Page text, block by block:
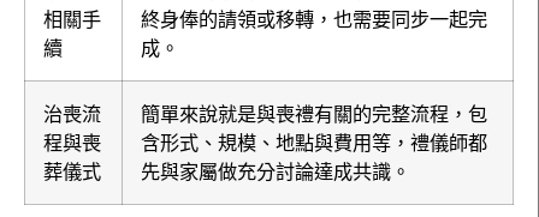
相關手
續
終身俸的請領或移轉，也需要同步一起完
成。
治喪流
程與喪
葬儀式
簡單來說就是與喪禮有關的完整流程，包
含形式、規模、地點與費用等，禮儀師都
先與家屬做充分討論達成共識。